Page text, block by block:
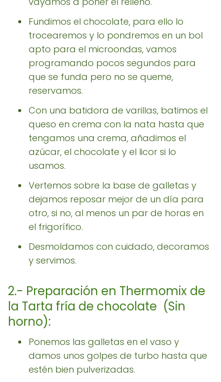
Fundimos el chocolate, para ello lo
trocearemos y lo pondremos en un bol
apto para el microondas, vamos
programando pocos segundos para
que se funda pero no se queme,
reservamos.
Con una batidora de varillas, batimos el
queso en crema con la nata hasta que
tengamos una crema, añadimos el
azúcar, el chocolate y el licor si lo
usamos.
Vertemos sobre la base de galletas y
dejamos reposar mejor de un día para
otro, si no, al menos un par de horas en
el frigorífico.
Desmoldamos con cuidado, decoramos
y servimos.
2.- Preparación en Thermomix de
la Tarta fría de chocolate (Sin
horno):
Ponemos las galletas en el vaso y
damos unos golpes de turbo hasta que
estén bien pulverizadas.